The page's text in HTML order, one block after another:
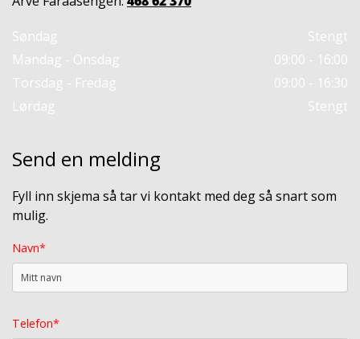
Søndag
Stengt
Mandag - Onsdag
09:00 - 16:00
Torsdag - Fredag
09:00 - 16:30
Lørdag
Stengt
Send en melding
Fyll inn skjema så tar vi kontakt med deg så snart som
mulig.
Navn*
Telefon*